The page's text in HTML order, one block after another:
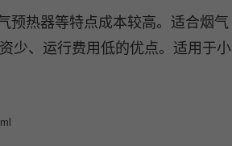
预热器等特点成本较高。适合烟气
少、运行费用低的优点。适用于小